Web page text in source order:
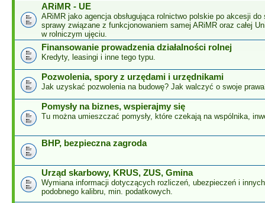
ARiMR - UE
ARiMR jako agencja obsługująca rolnictwo polskie po akcesji do
sprawy związane z funkcjonowaniem samej ARiMR oraz całej
w rolniczym ujęciu.
Finansowanie prowadzenia działalności rolnej
Kredyty, leasingi i inne tego typu.
Pozwolenia, spory z urzędami i urzędnikami
Jak uzyskać pozwolenia na budowę? Jak walczyć o swoje
Pomysły na biznes, wspierajmy się
Tu można umieszczać pomysły, które czekają na wspólnika,
BHP, bezpieczna zagroda
Urząd skarbowy, KRUS, ZUS, Gmina
Wymiana informacji dotyczących rozliczeń, ubezpieczeń i
podobnego kalibru, min. podatkowych.